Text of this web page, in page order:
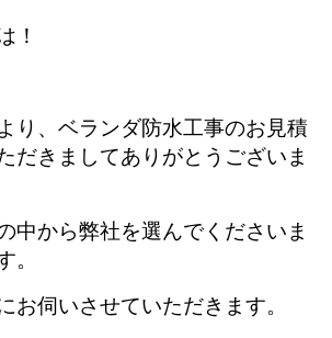
！
り、ベランダ防水工事のお見積
だきましてありがとうございま
中から弊社を選んでくださいま
。
お伺いさせていただきます。